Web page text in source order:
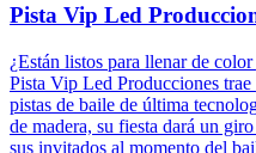
Pista Vip Led
¿Están listos para llenar de
Pista Vip Led Producciones trae
pistas de baile de última
de madera, su fiesta dará un
sus invitados al momento del